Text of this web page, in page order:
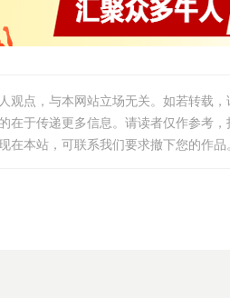
观点，与本网站立场无关。如若转载
在于传递更多信息。请读者仅作参考
在本站，可联系我们要求撤下您的作